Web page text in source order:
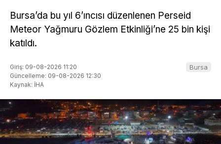
Bursa’da bu yıl 6’ıncısı düzenlenen Perseid
Meteor Yağmuru Gözlem Etkinliği’ne 25 bin kişi
katıldı.
Giriş: 09-08-2026 11:20
Güncelleme: 09-08-2026 12:30
Kaynak: İHA
Bursa